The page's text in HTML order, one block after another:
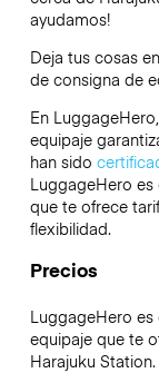
ayudamos!
Deja tus cosas
de consigna de
En
equipaje
han sido
LuggageHero
que te ofrece
flexibilidad.
Precios
LuggageHero es
equipaje que te
Harajuku Station.